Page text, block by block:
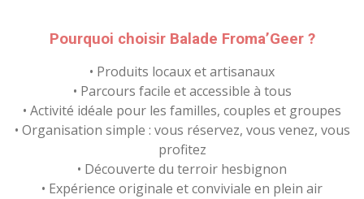
Pourquoi choisir Balade Froma’Geer ?
• Produits locaux et artisanaux
• Parcours facile et accessible à tous
• Activité idéale pour les familles, couples et groupes
• Organisation simple : vous réservez, vous venez, vous
profitez
• Découverte du terroir hesbignon
• Expérience originale et conviviale en plein air